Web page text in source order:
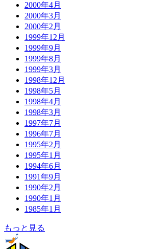
2000年4月
2000年3月
2000年2月
1999年12月
1999年9月
1999年8月
1999年3月
1998年12月
1998年5月
1998年4月
1998年3月
1997年7月
1996年7月
1995年2月
1995年1月
1994年6月
1991年9月
1990年2月
1990年1月
1985年1月
もっと見る